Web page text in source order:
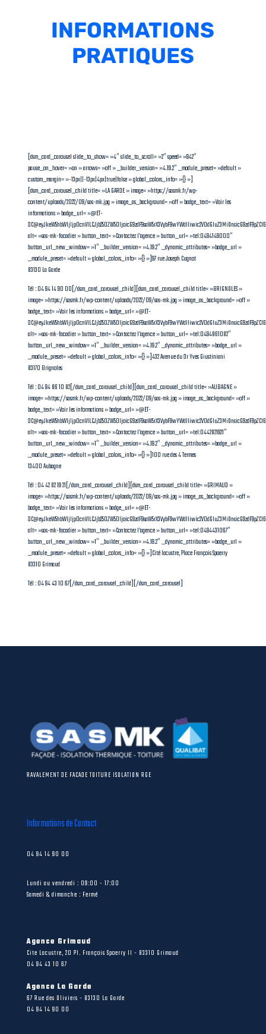
INFORMATIONS
PRATIQUES
[dsm_card_carousel slide_to_show= »4″ slide_to_scroll= »2″ speed= »942″
pause_on_hover= »on » arrows= »off » _builder_version= »4.19.2″ _module_preset= »default »
custom_margin= »-13px||-13px|4px|true|false » global_colors_info= »{} »]
[dsm_card_carousel_child title= »LA GARDE » image= »https://sasmk.fr/wp-
content/uploads/2022/09/sas-mk.jpg » image_as_background= »off » badge_text= »Voir les
informations » badge_url= »@ET-
alt= »sas-mk-facadier » button_text= »Contactez l’agence » button_url= »tel:0494149000″
button_url_new_window= »1″ _builder_version= »4.19.2″ _dynamic_attributes= »badge_url »
_module_preset= »default » global_colors_info= »{} »]97 rue Joseph Cugnot
83130 La Garde
Tél : 04 94 14 90 00[/dsm_card_carousel_child][dsm_card_carousel_child title= »BRIGNOLES »
image= »https://sasmk.fr/wp-content/uploads/2022/09/sas-mk.jpg » image_as_background= »off »
badge_text= »Voir les informations » badge_url= »@ET-
alt= »sas-mk-facadier » button_text= »Contactez l’agence » button_url= »tel:0494861082″
button_url_new_window= »1″ _builder_version= »4.19.2″ _dynamic_attributes= »badge_url »
_module_preset= »default » global_colors_info= »{} »]432 Avenue du Dr Yves Giustiniani
83170 Brignoles
Tél : 04 94 86 10 82[/dsm_card_carousel_child][dsm_card_carousel_child title= »AUBAGNE »
image= »https://sasmk.fr/wp-content/uploads/2022/09/sas-mk.jpg » image_as_background= »off »
badge_text= »Voir les informations » badge_url= »@ET-
alt= »sas-mk-facadier » button_text= »Contactez l’agence » button_url= »tel:0442821921″
button_url_new_window= »1″ _builder_version= »4.19.2″ _dynamic_attributes= »badge_url »
_module_preset= »default » global_colors_info= »{} »]100 rue des 4 Termes
13400 Aubagne
Tél : 04 42 82 19 21[/dsm_card_carousel_child][dsm_card_carousel_child title= »GRIMAUD »
image= »https://sasmk.fr/wp-content/uploads/2022/09/sas-mk.jpg » image_as_background= »off »
badge_text= »Voir les informations » badge_url= »@ET-
alt= »sas-mk-facadier » button_text= »Contactez l’agence » button_url= »tel:0494431067″
button_url_new_window= »1″ _builder_version= »4.19.2″ _dynamic_attributes= »badge_url »
_module_preset= »default » global_colors_info= »{} »]Cité lacustre, Place François Spoerry
83310 Grimaud
Tél : 04 94 43 10 67[/dsm_card_carousel_child][/dsm_card_carousel]
RAVALEMENT DE FACADE TOITURE ISOLATION RGE
Informations de Contact
04 94 14 90 00
Lundi au vendredi : 09:00 - 17:00
Samedi & dimanche : Fermé
Agence Grimaud
Cite Lacustre, 20 Pl. François Spoerry II - 83310 Grimaud
04 94 43 10 67
Agence La Garde
67 Rue des Oliviers - 83130 La Garde
04 94 14 90 00